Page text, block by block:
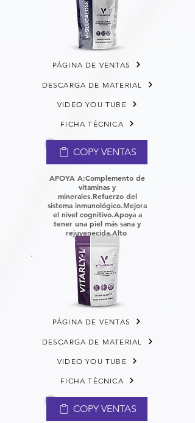
PÁGINA DE VENTAS
DESCARGA DE MATERIAL
VIDEO YOU TUBE
FICHA TÉCNICA
COPY VENTAS
APOYA A:Complemento de
vitaminas y
minerales.Refuerzo del
sistema inmunológico.Mejora
el nivel cognitivo.Apoya a
tener una piel más sana y
rejuvenecida.Alto
PÁGINA DE VENTAS
DESCARGA DE MATERIAL
VIDEO YOU TUBE
FICHA TÉCNICA
COPY VENTAS